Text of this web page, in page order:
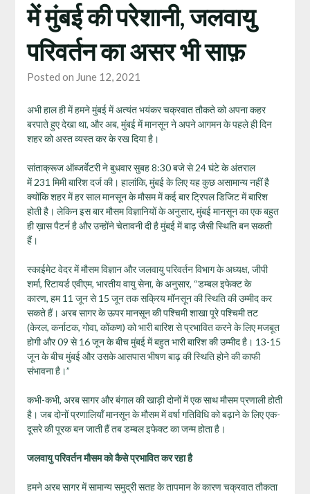
में मुंबई की परेशानी, जलवायु
परिवर्तन का असर भी साफ़
Posted on June 12, 2021
अभी हाल ही में हमने मुंबई में अत्यंत भयंकर चक्रवात तौकते को अपना कहर
बरपाते हुए देखा था, और अब, मुंबई में मानसून ने अपने आगमन के पहले ही दिन
शहर को अस्त व्यस्त कर के रख दिया है।
सांताक्रूज ऑब्जर्वेटरी ने बुधवार सुबह 8:30 बजे से 24 घंटे के अंतराल
में 231 मिमी बारिश दर्ज की। हालांकि, मुंबई के लिए यह कुछ असामान्य नहीं है
क्योंकि शहर में हर साल मानसून के मौसम में कई बार ट्रिपल डिजिट में बारिश
होती है। लेकिन इस बार मौसम विज्ञानियों के अनुसार, मुंबई मानसून का एक बहुत
ही ख़ास पैटर्न है और उन्होंने चेतावनी दी है मुंबई में बाढ़ जैसी स्थिति बन सकती
हैं।
स्काईमेट वेदर में मौसम विज्ञान और जलवायु परिवर्तन विभाग के अध्यक्ष, जीपी
शर्मा, रिटायर्ड एवीएम, भारतीय वायु सेना, के अनुसार, “डम्बल इफेक्ट के
कारण, हम 11 जून से 15 जून तक सक्रिय मॉनसून की स्थिति की उम्मीद कर
सकते हैं। अरब सागर के ऊपर मानसून की पश्चिमी शाखा पूरे पश्चिमी तट
(केरल, कर्नाटक, गोवा, कोंकण) को भारी बारिश से प्रभावित करने के लिए मजबूत
होगी और 09 से 16 जून के बीच मुंबई में बहुत भारी बारिश की उम्मीद है। 13-15
जून के बीच मुंबई और उसके आसपास भीषण बाढ़ की स्थिति होने की काफी
संभावना है।”
कभी-कभी, अरब सागर और बंगाल की खाड़ी दोनों में एक साथ मौसम प्रणाली होती
है। जब दोनों प्रणालियाँ मानसून के मौसम में वर्षा गतिविधि को बढ़ाने के लिए एक-
दूसरे की पूरक बन जाती हैं तब डम्बल इफेक्ट का जन्म होता है।
जलवायु परिवर्तन मौसम को कैसे प्रभावित कर रहा है
हमने अरब सागर में सामान्य समुद्री सतह के तापमान के कारण चक्रवात तौकता